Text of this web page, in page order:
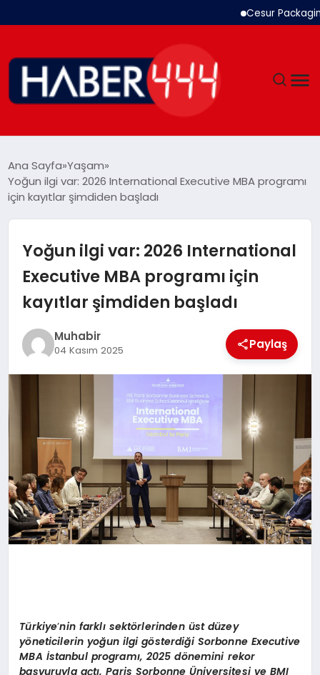
Cesur Packaging,
SIYASET
EKONOMI
SPOR
TEKNOLOJI
MAGAZIN
YAŞAM
Ana Sayfa Yaşam
Yoğun ilgi var: 2026 International Executive MBA programı
için kayıtlar şimdiden başladı
Yoğun ilgi var: 2026 International
Executive MBA programı için
kayıtlar şimdiden başladı
Muhabir
04 Kasım 2025 Paylaş
Türkiye’nin farklı sektörlerinden üst düzey
yöneticilerin yoğun ilgi gösterdiği Sorbonne Executive
MBA İstanbul programı, 2025 dönemini rekor
başvuruyla açtı. Paris SorbonneÜniversitesi ve BMI